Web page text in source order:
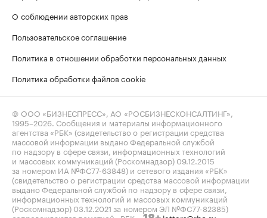
О соблюдении авторских прав
Пользовательское соглашение
Политика в отношении обработки персональных данных
Политика обработки файлов cookie
© ООО «БИЗНЕСПРЕСС», АО «РОСБИЗНЕСКОНСАЛТИНГ»,
1995–2026 . Сообщения и материалы информационного
агентства «РБК» (свидетельство о регистрации средства
массовой информации выдано Федеральной службой
по надзору в сфере связи, информационных технологий
и массовых коммуникаций (Роскомнадзор) 09.12.2015
за номером ИА №ФС77-63848) и сетевого издания «РБК»
(свидетельство о регистрации средства массовой информации
выдано Федеральной службой по надзору в сфере связи,
информационных технологий и массовых коммуникаций
(Роскомнадзор) 03.12.2021 за номером ЭЛ №ФС77-82385)